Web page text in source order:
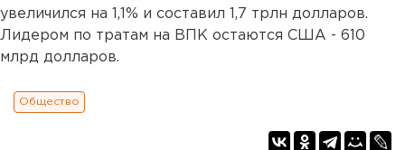
увеличился на 1,1% и составил 1,7 трлн долларов.
Лидером по тратам на ВПК остаются США - 610
млрд долларов.
Общество